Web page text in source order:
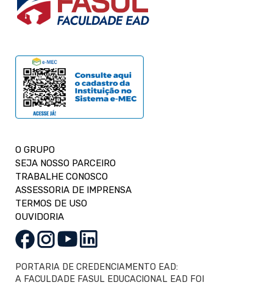
O GRUPO
SEJA NOSSO PARCEIRO
TRABALHE CONOSCO
ASSESSORIA DE IMPRENSA
TERMOS DE USO
OUVIDORIA
PORTARIA DE CREDENCIAMENTO EAD:
A FACULDADE FASUL EDUCACIONAL EAD FOI